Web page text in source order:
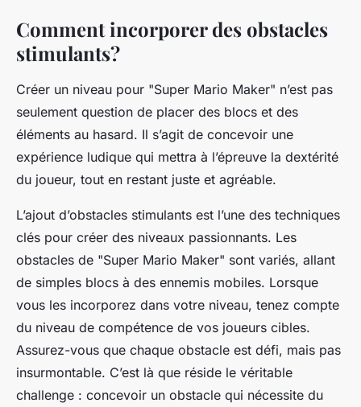
Comment incorporer des obstacles
stimulants?
Créer un niveau pour "Super Mario Maker" n’est pas
seulement question de placer des blocs et des
éléments au hasard. Il s’agit de concevoir une
expérience ludique qui mettra à l’épreuve la dextérité
du joueur, tout en restant juste et agréable.
L’ajout d’obstacles stimulants est l’une des techniques
clés pour créer des niveaux passionnants. Les
obstacles de "Super Mario Maker" sont variés, allant
de simples blocs à des ennemis mobiles. Lorsque
vous les incorporez dans votre niveau, tenez compte
du niveau de compétence de vos joueurs cibles.
Assurez-vous que chaque obstacle est défi, mais pas
insurmontable. C’est là que réside le véritable
challenge : concevoir un obstacle qui nécessite du